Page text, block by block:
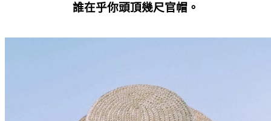
誰在乎你頭頂幾尺官帽。